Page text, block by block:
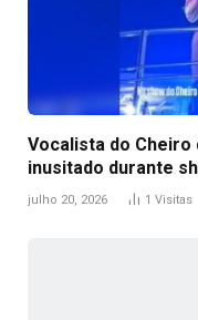
Vocalista do
inusitado durante
julho 20, 2026 1 Visitas